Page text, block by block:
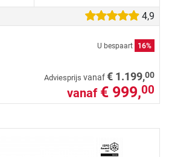
4,9
U bespaart 16%
Adviesprijs vanaf€ 1.199,00
vanaf € 999,00